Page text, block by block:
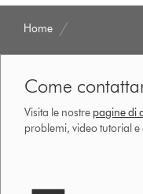
Home
Come
Visita le nostre pagine di
problemi, video tutorial